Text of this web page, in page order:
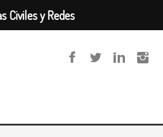
Civiles y Redes